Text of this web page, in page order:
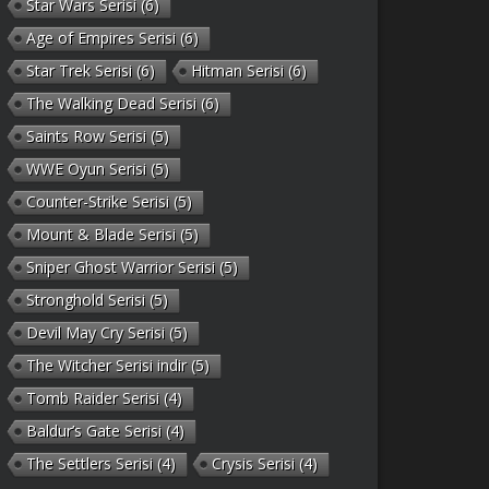
Star Wars Serisi (6)
Age of Empires Serisi (6)
Star Trek Serisi (6) Hitman Serisi (6)
The Walking Dead Serisi (6)
Saints Row Serisi (5)
WWE Oyun Serisi (5)
Counter-Strike Serisi (5)
Mount & Blade Serisi (5)
Sniper Ghost Warrior Serisi (5)
Stronghold Serisi (5)
Devil May Cry Serisi (5)
The Witcher Serisi indir(5)
Tomb Raider Serisi (4)
Baldur’s Gate Serisi (4)
The Settlers Serisi (4) Crysis Serisi (4)